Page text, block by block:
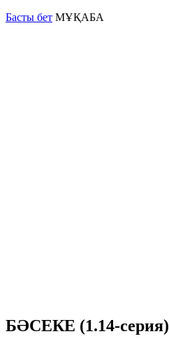
Басты бет МҰҚАБА
БӘСЕКЕ (1.14-серия)